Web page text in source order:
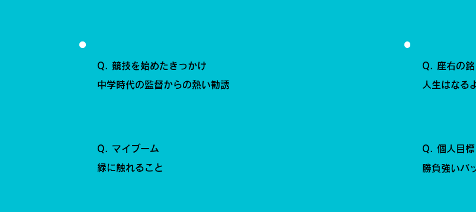
Q. 競技を始めたきっかけ
中学時代の監督からの熱い勧誘
人生はなる
Q. 座右の銘
緑に触れること
Q. マイブーム
勝負強いバ
Q. 個人目標